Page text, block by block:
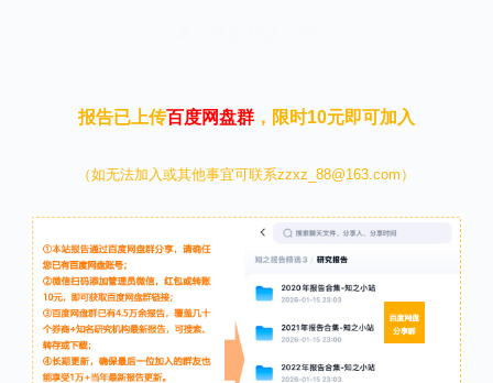
报告已上传百度网盘群，限时10元即可加入
（如无法加入或其他事宜可联系zzxz_88@163.com）